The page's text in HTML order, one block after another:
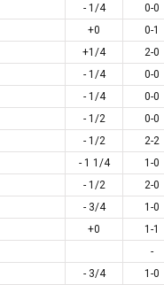
- 1/4
0-0
+0
0-1
+1/4
2-0
- 1/4
0-0
- 1/4
0-0
- 1/2
0-0
- 1/2
2-2
- 1 1/4
1-0
- 1/2
2-0
- 3/4
1-0
+0
1-1
-
- 3/4
1-0